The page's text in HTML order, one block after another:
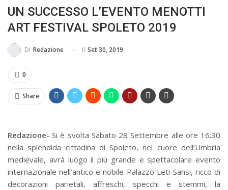
MA...
CIVILE E SOCIALE
UN SUCCESSO L’EVENTO MENOTTI
ART FESTIVAL SPOLETO 2019
Di Redazione Il Set 30, 2019
0
Share
Redazione- Si è svolta Sabato 28 Settembre alle ore 16:30
nella splendida cittadina di Spoleto, nel cuore dell’Umbria
medievale, avrà luogo il più grande e spettacolare evento
internazionale nell’antico e nobile Palazzo Leti-Sansi, ricco di
decorazioni parietali, affreschi, specchi e stemmi, la